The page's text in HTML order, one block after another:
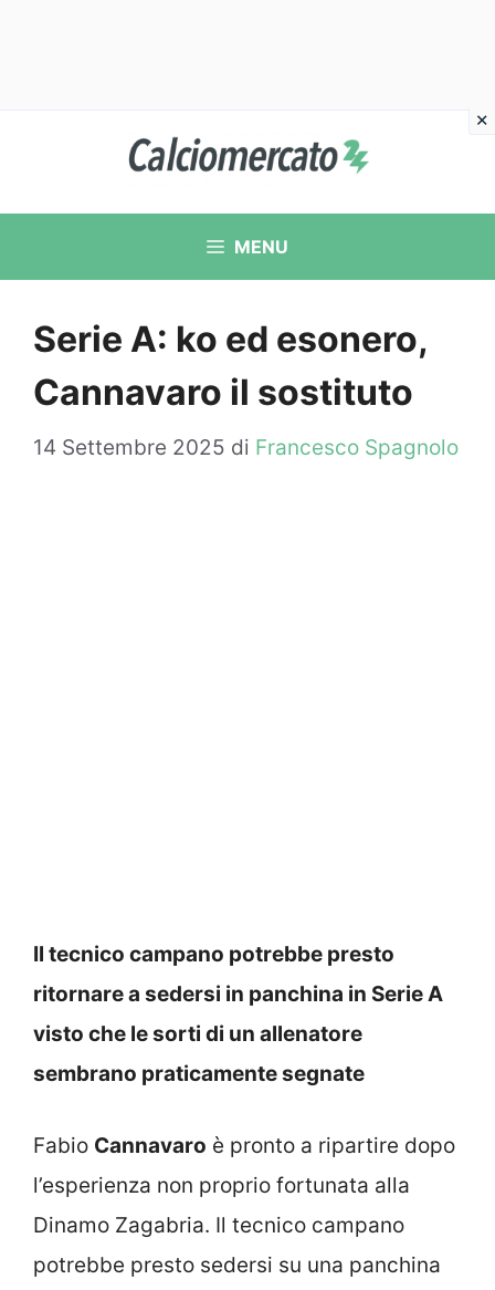
contenuto
MENU
Serie A: ko ed esonero,
Cannavaro il sostituto
14 Settembre 2025 di Francesco Spagnolo
Il tecnico campano potrebbe presto
ritornare a sedersi in panchina in Serie A
visto che le sorti di un allenatore
sembrano praticamente segnate
Fabio Cannavaro è pronto a ripartire dopo
l’esperienza non proprio fortunata alla
Dinamo Zagabria. Il tecnico campano
potrebbe presto sedersi su una panchina